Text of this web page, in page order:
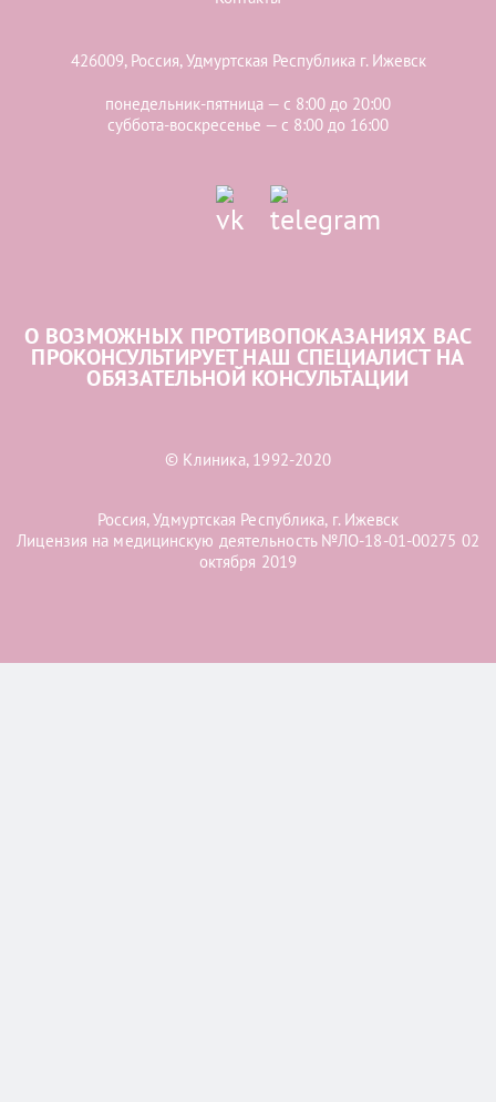
426009, Россия, Удмуртская Республика г. Ижевск
понедельник-пятница — с 8:00 до 20:00
суббота-воскресенье — с 8:00 до 16:00
О ВОЗМОЖНЫХ ПРОТИВОПОКАЗАНИЯХ ВАС
ПРОКОНСУЛЬТИРУЕТ НАШ СПЕЦИАЛИСТ НА
ОБЯЗАТЕЛЬНОЙ КОНСУЛЬТАЦИИ
© Клиника, 1992-2020
Россия, Удмуртская Республика, г. Ижевск
Лицензия на медицинскую деятельность №ЛО-18-01-00275 02
октября 2019